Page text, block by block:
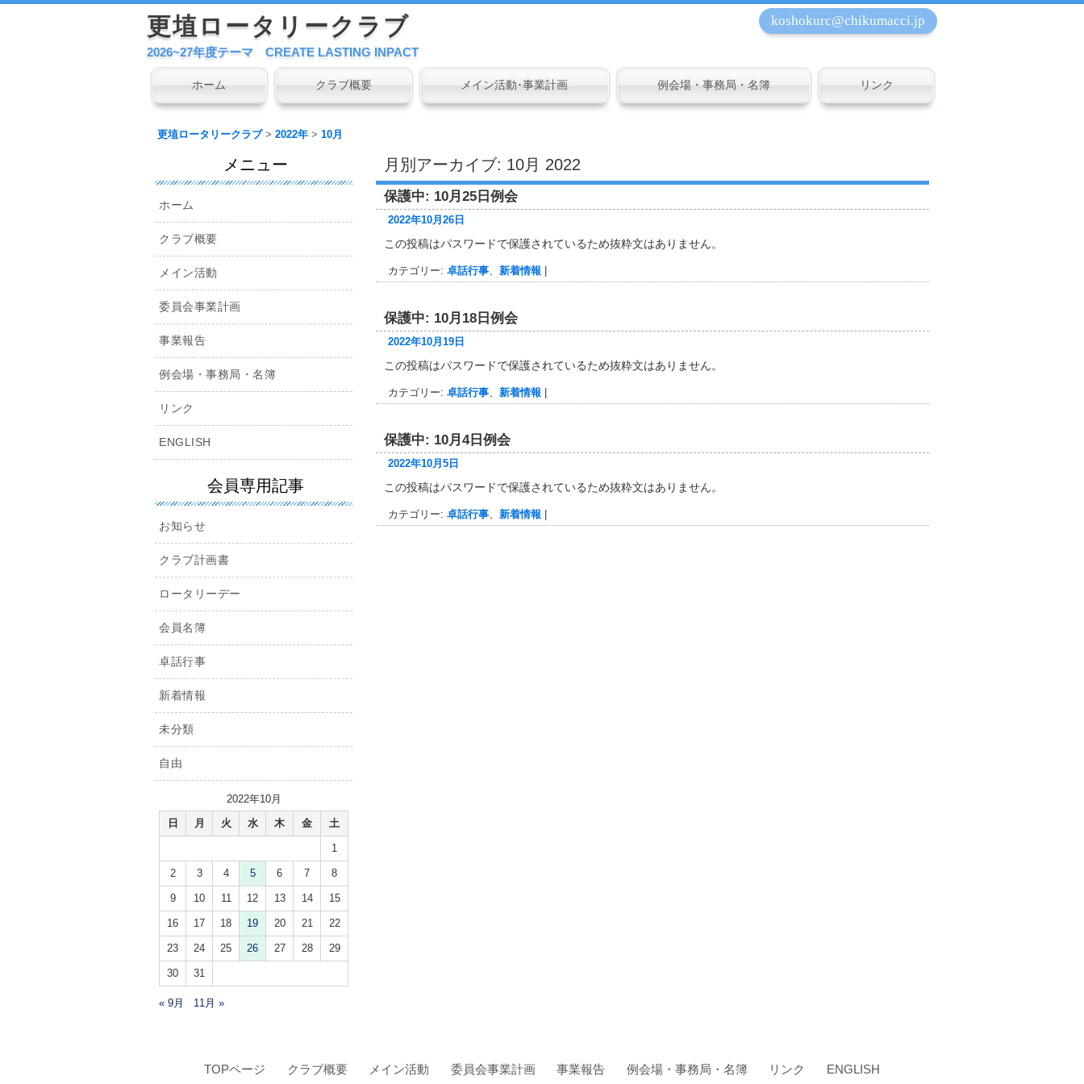
更埴ロータリークラブ
2026~27年度テーマ CREATE LASTING INPACT
koshokurc@chikumacci.jp
メインメニュー
ン
へ
移
動
ホーム クラブ概要 メイン活動･事業計画 例会場・事務局・名簿 リンク
更埴ロータリークラブ> 2022年 > 10月
月別アーカイブ: 10月 2022
保護中: 10月25日例会
2022年10月26日
この投稿はパスワードで保護されているため抜粋文はありません。
カテゴリー: 卓話行事 新着情報 |
保護中: 10月18日例会
2022年10月19日
この投稿はパスワードで保護されているため抜粋文はありません。
カテゴリー: 卓話行事 新着情報 |
保護中: 10月4日例会
2022年10月5日
この投稿はパスワードで保護されているため抜粋文はありません。
カテゴリー: 卓話行事 新着情報 |
メニュー
ホーム
クラブ概要
メイン活動
委員会事業計画
事業報告
例会場・事務局・名簿
リンク
ENGLISH
会員専用記事
お知らせ
クラブ計画書
ロータリーデー
会員名簿
卓話行事
新着情報
未分類
自由
2022年10月
日 月 火 水 木 金 土
1
2 3 4 5 6 7 8
9 10 11 12 13 14 15
16 17 18 19 20 21 22
23 24 25 26 27 28 29
30 31
« 9月 11月 »
TOPページ クラブ概要 メイン活動 委員会事業計画 事業報告 例会場・事務局・名簿 リンク ENGLISH